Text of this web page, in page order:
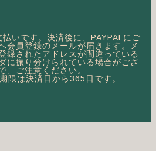
いです。決済後に、PAYPALにご
会員登録のメールが届きます。メ
録されたアドレスが間違っている
に振り分けられている場合がござ
、ご注意ください。
限は決済日から365日です。